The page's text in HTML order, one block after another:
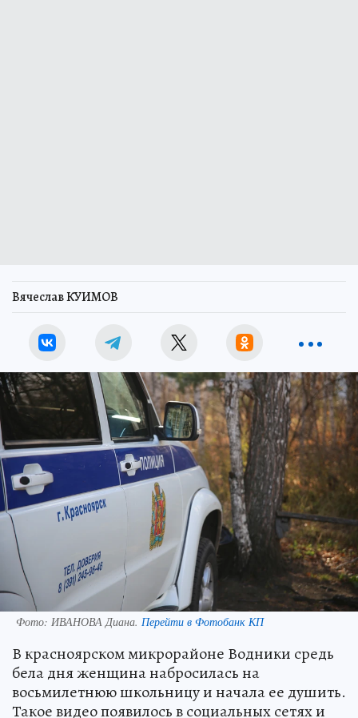
Вячеслав КУИМОВ
Фото: ИВАНОВА Диана. Перейти в Фотобанк КП
В красноярском микрорайоне Водники средь
бела дня женщина набросилась на
восьмилетнюю школьницу и начала ее душить.
Такое видео появилось в социальных сетях и